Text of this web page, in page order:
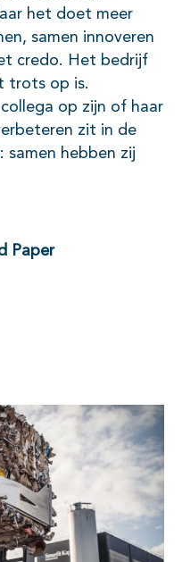
het doet meer
samen innoveren
credo. Het bedrijf
trots op is.
op zijn of haar
zit in de
samen hebben zij
Paper